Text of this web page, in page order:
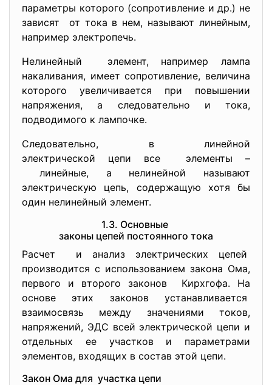
параметры которого (сопротивление и др.) не
зависят от тока в нем, называют линейным,
например электропечь.
Нелинейный элемент, например лампа
накаливания, имеет сопротивление, величина
которого увеличивается при повышении
напряжения, а следовательно и тока,
подводимого к лампочке.
Следовательно, в линейной
электрической цепи все элементы –
линейные, а нелинейной называют
электрическую цепь, содержащую хотя бы
один нелинейный элемент.
1.3. Основные
законы цепей постоянного тока
Расчет и анализ электрических цепей
производится с использованием закона Ома,
первого и второго законов Кирхгофа. На
основе этих законов устанавливается
взаимосвязь между значениями токов,
напряжений, ЭДС всей электрической цепи и
отдельных ее участков и параметрами
элементов, входящих в состав этой цепи.
Закон Ома для участка цепи